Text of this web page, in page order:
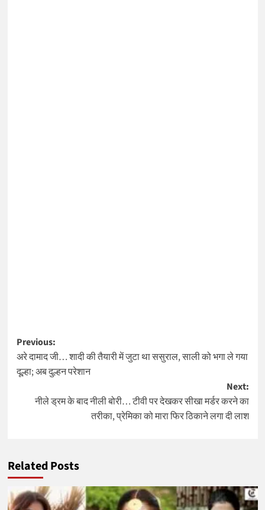
Post
navigation
Previous:
अरे दामाद जी… शादी की तैयारी में जुटा था ससुराल, साली को भगा ले गया
दूल्हा; अब दुल्हन परेशान
Next:
नीले ड्रम के बाद नीली बोरी… टीवी पर देखकर सीखा मर्डर करने का
तरीका, प्रेमिका को मारा फिर ठिकाने लगा दी लाश
Related Posts